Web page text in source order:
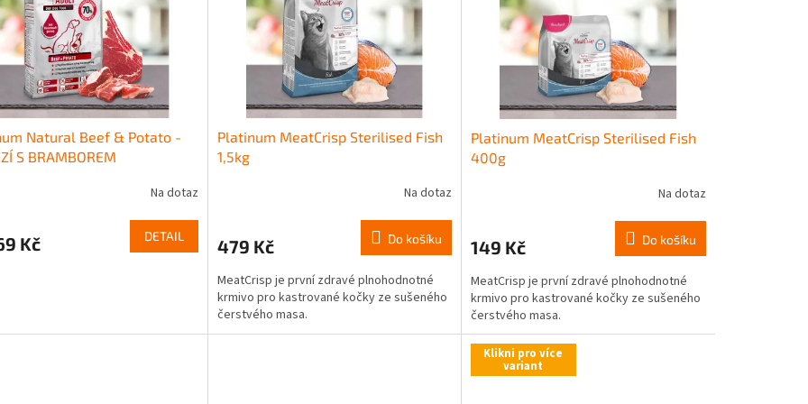
Natural Beef & Potato -
S BRAMBOREM
Na dotaz
Kč DETAIL
Platinum MeatCrisp Sterilised Fish
1,5kg
Na dotaz
479 Kč Do košíku
MeatCrisp je první zdravé plnohodnotné
krmivo pro kastrované kočky ze sušeného
čerstvého masa.
Platinum MeatCrisp Sterilised Fish
400g
Na dotaz
149 Kč Do košíku
MeatCrisp je první zdravé plnohodnotné
krmivo pro kastrované kočky ze sušeného
čerstvého masa.
Klikni pro více
variant